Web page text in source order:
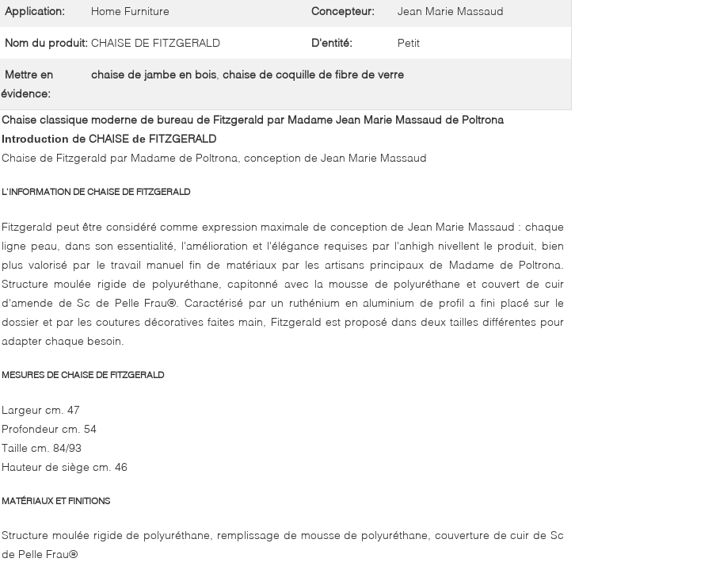
Application: Home Furniture Concepteur: Jean Marie Massaud
Nom du produit: CHAISE DE FITZGERALD D'entité: Petit
Mettre en
évidence:
chaise de jambe en bois chaise de coquille de fibre de verre
Chaise classique moderne de bureau de Fitzgerald par Madame Jean Marie Massaud de Poltrona
Introduction de CHAISE de FITZGERALD
Chaise de Fitzgerald par Madame de Poltrona, conception de Jean Marie Massaud
L'INFORMATION DE CHAISE DE FITZGERALD
Fitzgerald peut être considéré comme expression maximale de conception de Jean Marie Massaud : chaque
ligne peau, dans son essentialité, l'amélioration et l'élégance requises par l'anhigh nivellent le produit, bien
plus valorisé par le travail manuel fin de matériaux par les artisans principaux de Madame de Poltrona.
Structure moulée rigide de polyuréthane, capitonné avec la mousse de polyuréthane et couvert de cuir
d'amende de Sc de Pelle Frau®. Caractérisé par un ruthénium en aluminium de profil a fini placé sur le
dossier et par les coutures décoratives faites main, Fitzgerald est proposé dans deux tailles différentes pour
adapter chaque besoin.
MESURES DE CHAISE DE FITZGERALD
Largeur cm. 47
Profondeur cm. 54
Taille cm. 84/93
Hauteur de siège cm. 46
MATÉRIAUX ET FINITIONS
Structure moulée rigide de polyuréthane, remplissage de mousse de polyuréthane, couverture de cuir de Sc
de Pelle Frau®